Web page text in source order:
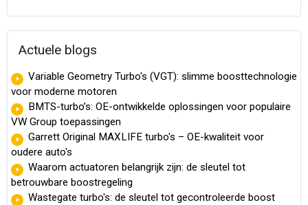
Actuele blogs
Variable Geometry Turbo's (VGT): slimme boosttechnologie
voor moderne motoren
BMTS-turbo’s: OE-ontwikkelde oplossingen voor populaire
VW Group toepassingen
Garrett Original MAXLIFE turbo's – OE-kwaliteit voor
oudere auto's
Waarom actuatoren belangrijk zijn: de sleutel tot
betrouwbare boostregeling
Wastegate turbo's: de sleutel tot gecontroleerde boost